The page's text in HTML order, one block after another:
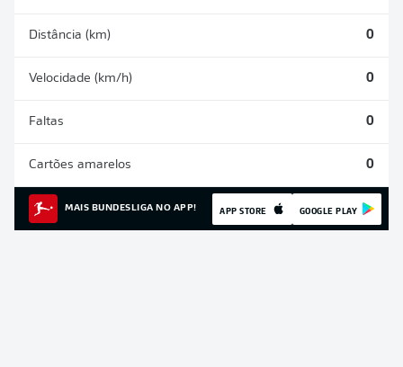
Distância (km) 0
Velocidade (km/h) 0
Faltas 0
Cartões amarelos 0
MAIS BUNDESLIGA NO APP! APP STORE GOOGLE PLAY